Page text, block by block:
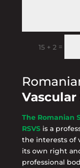
15 + 2 =
The Romanian
RSVS is a
the interests of
its own right
professional